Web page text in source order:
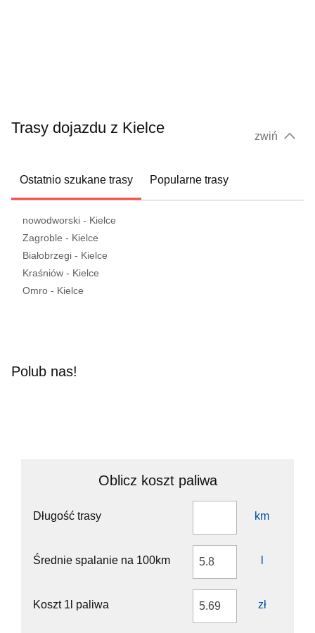
Trasy dojazdu z Kielce zwiń
Ostatnio szukane trasy Popularne trasy
nowodworski - Kielce
Zagroble - Kielce
Białobrzegi - Kielce
Kraśniów - Kielce
Omro - Kielce
Polub nas!
Oblicz koszt paliwa
Długość trasy km
Średnie spalanie na 100km
Koszt 1l paliwa zł